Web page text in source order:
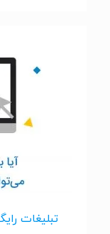
تبلیغات